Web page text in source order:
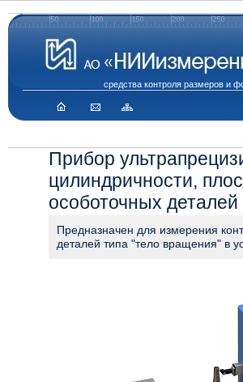
средства контроля размеров и
Прибор
цилиндричности,
особоточных
Предназначен для измерения
деталей типа "тело вращения" в